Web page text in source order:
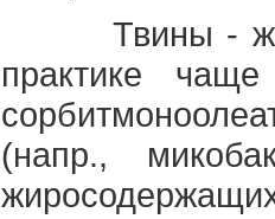
Твины -
практике чаще
(напр.,